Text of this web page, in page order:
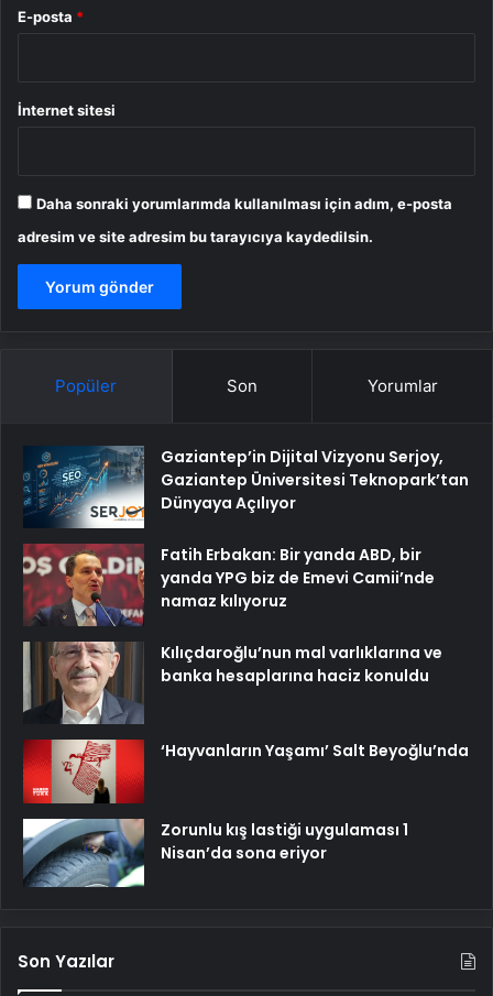
E-posta *
İnternet sitesi
Daha sonraki yorumlarımda kullanılması için adım, e-posta
adresim ve site adresim bu tarayıcıya kaydedilsin.
Popüler Son Yorumlar
Gaziantep’in Dijital Vizyonu Serjoy,
Gaziantep Üniversitesi Teknopark’tan
Dünyaya Açılıyor
Fatih Erbakan: Bir yanda ABD, bir
yanda YPG biz de Emevi Camii’nde
namaz kılıyoruz
Kılıçdaroğlu’nun mal varlıklarına ve
banka hesaplarına haciz konuldu
‘Hayvanların Yaşamı’ Salt Beyoğlu’nda
Zorunlu kış lastiği uygulaması 1
Nisan’da sona eriyor
Son Yazılar